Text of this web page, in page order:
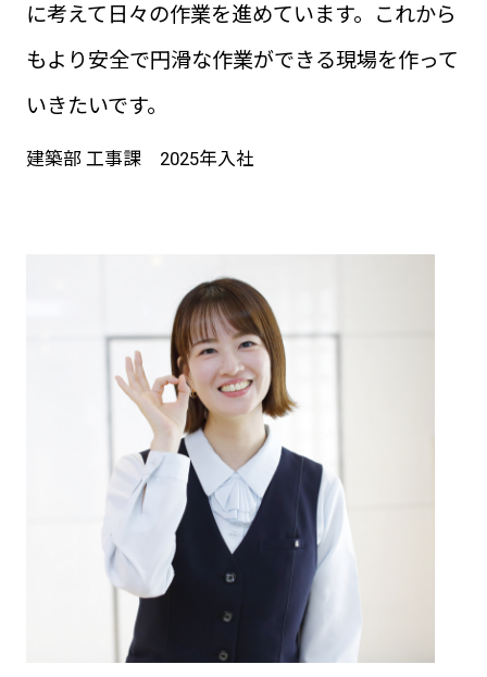
に考えて日々の作業を進めています。これから
もより安全で円滑な作業ができる現場を作って
いきたいです。
建築部 工事課 2025年入社